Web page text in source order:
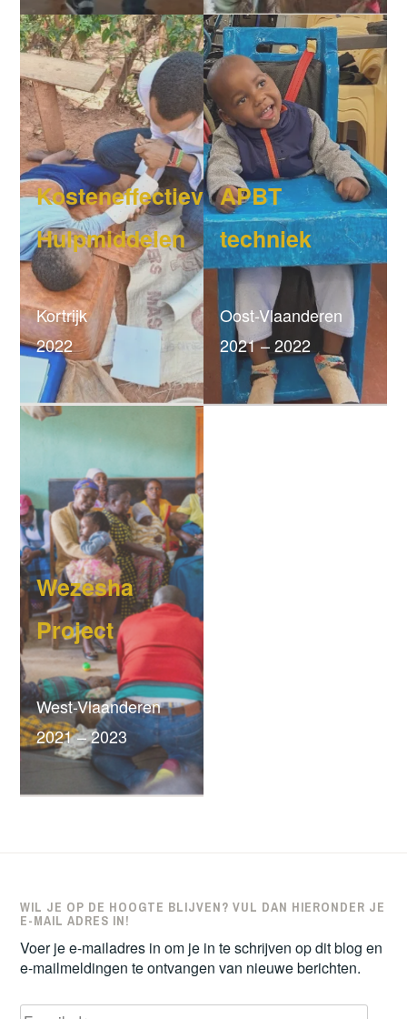
Kosteneffectieve
Hulpmiddelen
Kortrijk
2022
APBT
techniek
Oost-Vlaanderen
2021 – 2022
Wezesha
Project
West-Vlaanderen
2021 – 2023
WIL JE OP DE HOOGTE BLIJVEN? VUL DAN HIERONDER JE
E-MAIL ADRES IN!
Voer je e-mailadres in om je in te schrijven op dit blog en
e-mailmeldingen te ontvangen van nieuwe berichten.
E-